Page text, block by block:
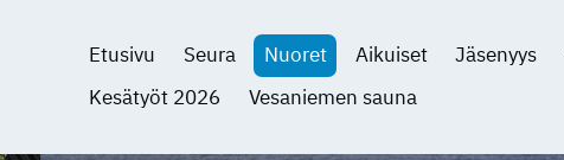
Etusivu Seura Nuoret Aikuiset Jäsenyys
Kesätyöt 2026
Vesaniemen sauna